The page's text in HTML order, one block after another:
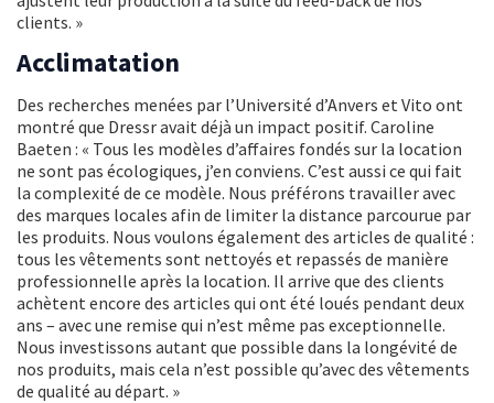
clients. »
Acclimatation
Des recherches menées par l’Université d’Anvers et Vito ont
montré que Dressr avait déjà un impact positif. Caroline
Baeten : « Tous les modèles d’affaires fondés sur la location
ne sont pas écologiques, j’en conviens. C’est aussi ce qui fait
la complexité de ce modèle. Nous préférons travailler avec
des marques locales afin de limiter la distance parcourue par
les produits. Nous voulons également des articles de qualité :
tous les vêtements sont nettoyés et repassés de manière
professionnelle après la location. Il arrive que des clients
achètent encore des articles qui ont été loués pendant deux
ans – avec une remise qui n’est même pas exceptionnelle.
Nous investissons autant que possible dans la longévité de
nos produits, mais cela n’est possible qu’avec des vêtements
de qualité au départ. »